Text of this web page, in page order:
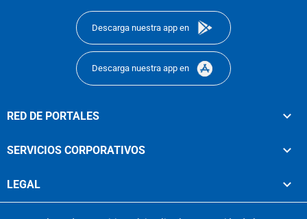
Descarga nuestra app en
Descarga nuestra app en
RED DE PORTALES
SERVICIOS CORPORATIVOS
LEGAL